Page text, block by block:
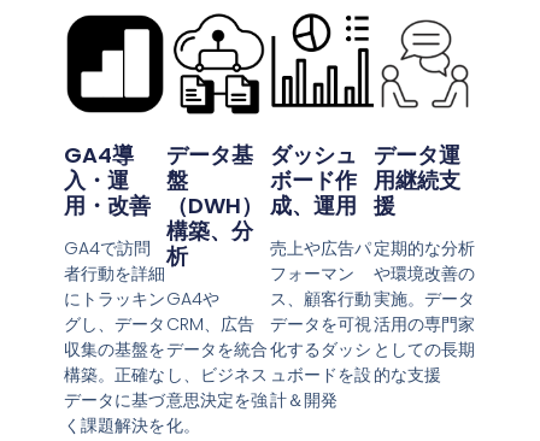
GA4導
入・運
用・改善
GA4で訪問
者行動を詳細
にトラッキン
グし、データ
収集の基盤を
構築。正確な
データに基づ
く課題解決を
データ基
盤
（DWH）
構築、分
析
GA4や
CRM、広告
データを統合
し、ビジネス
意思決定を強
化。
ダッシュ
ボード作
成、運用
売上や広告パ
フォーマン
ス、顧客行動
データを可視
化するダッシ
ュボードを設
計＆開発
データ運
用継続支
援
定期的な分析
や環境改善の
実施。データ
活用の専門家
としての長期
的な支援